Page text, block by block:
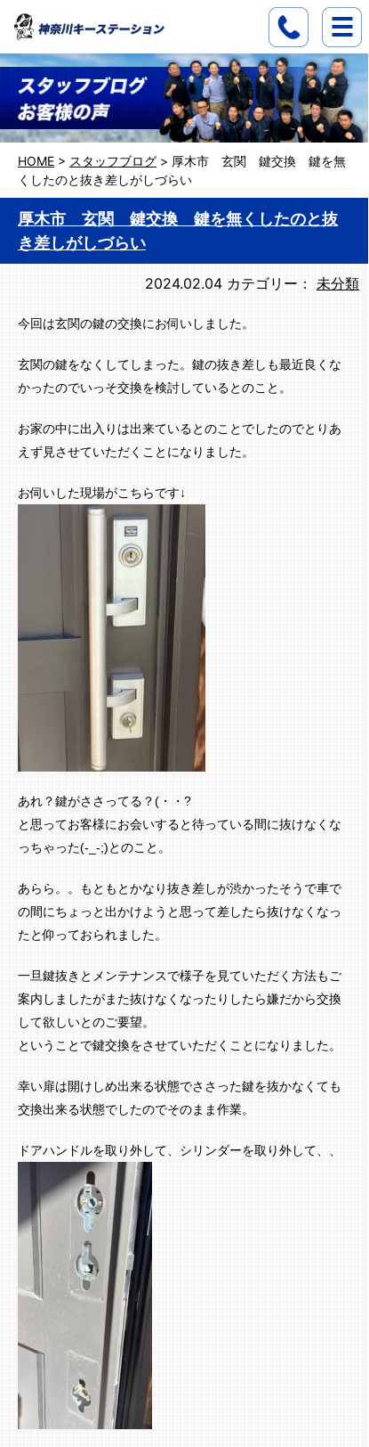
HOME > スタッフブログ > 厚木市 玄関 鍵交換 鍵を無
くしたのと抜き差しがしづらい
厚木市 玄関 鍵交換 鍵を無くしたのと抜
き差しがしづらい
2024.02.04 カテゴリー： 未分類
今回は玄関の鍵の交換にお伺いしました。
玄関の鍵をなくしてしまった。鍵の抜き差しも最近良くな
かったのでいっそ交換を検討しているとのこと。
お家の中に出入りは出来ているとのことでしたのでとりあ
えず見させていただくことになりました。
お伺いした現場がこちらです↓
あれ？鍵がささってる？(・・?
と思ってお客様にお会いすると待っている間に抜けなくな
っちゃった(-_-;)とのこと。
あらら。。もともとかなり抜き差しが渋かったそうで車で
の間にちょっと出かけようと思って差したら抜けなくなっ
たと仰っておられました。
一旦鍵抜きとメンテナンスで様子を見ていただく方法もご
案内しましたがまた抜けなくなったりしたら嫌だから交換
して欲しいとのご要望。
ということで鍵交換をさせていただくことになりました。
幸い扉は開けしめ出来る状態でささった鍵を抜かなくても
交換出来る状態でしたのでそのまま作業。
ドアハンドルを取り外して、シリンダーを取り外して、、